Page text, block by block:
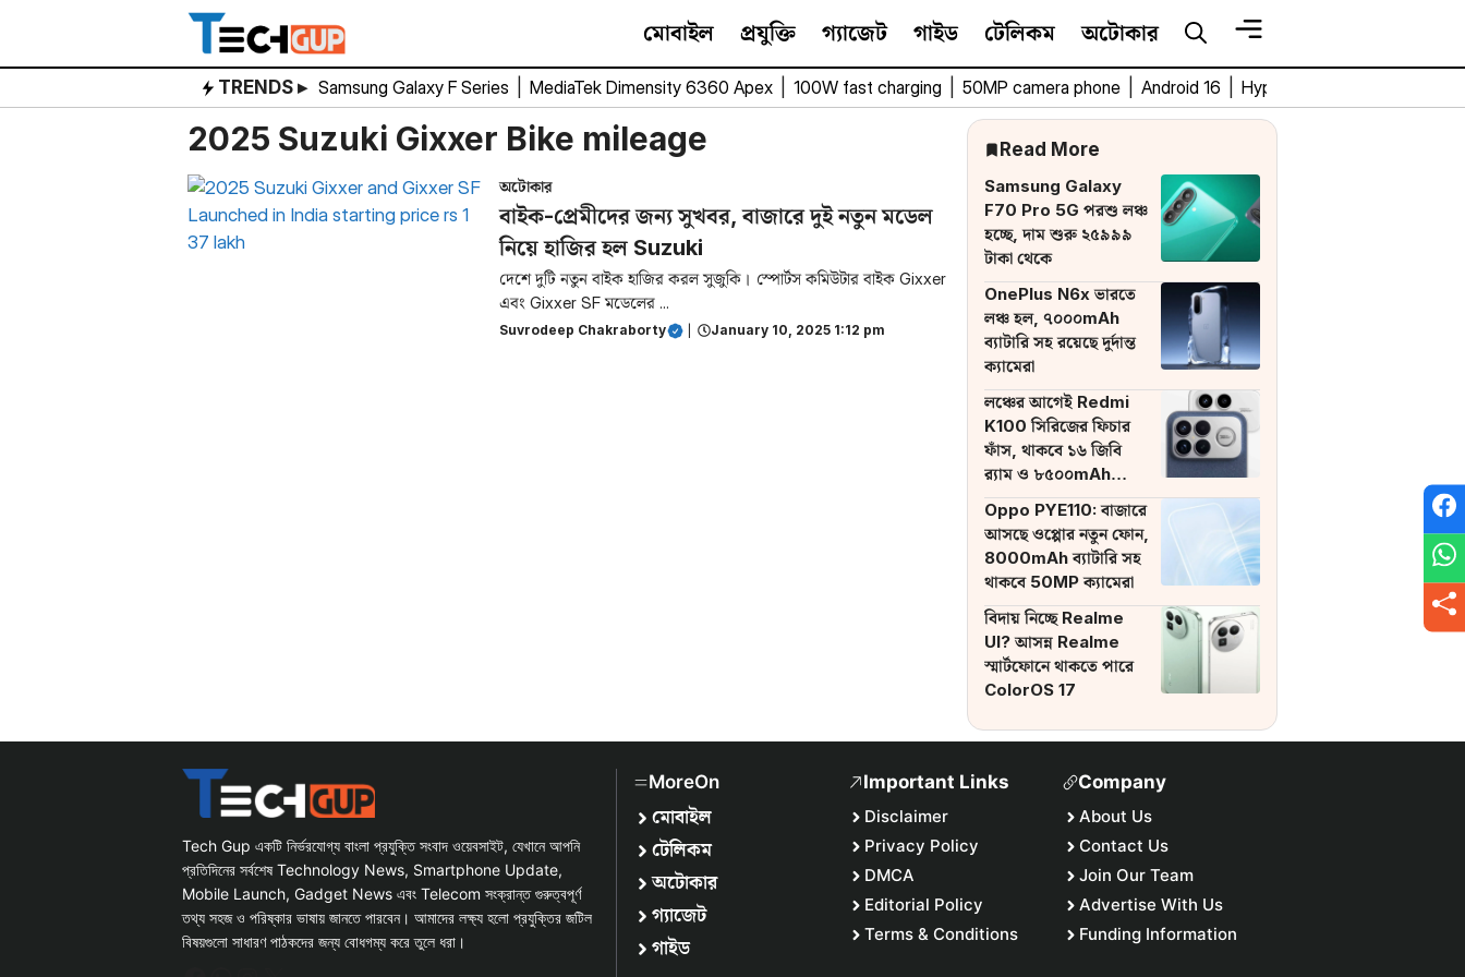
content
মোবাইল প্রযুক্তি গ্যাজেট গাইড টেলিকম অটোকার
TRENDS ▸ Samsung Galaxy F Series MediaTek Dimensity 6360 Apex 100W fast charging 50MP camera phone Android 16 HyperOS 3
2025 Suzuki Gixxer Bike mileage
অটোকার
বাইক-প্রেমীদের জন্য সুখবর, বাজারে দুই নতুন মডেল
নিয়ে হাজির হল Suzuki
দেশে দুটি নতুন বাইক হাজির করল সুজুকি। স্পোর্টস কমিউটার বাইক Gixxer
এবং Gixxer SF মডেলের ...
Suvrodeep Chakraborty January 10, 2025 1:12 pm
Read More
Samsung Galaxy
F70 Pro 5G পরশু লঞ্চ
হচ্ছে, দাম শুরু ২৫৯৯৯
টাকা থেকে
OnePlus N6x ভারতে
লঞ্চ হল, ৭০০০mAh
ব্যাটারি সহ রয়েছে দুর্দান্ত
ক্যামেরা
লঞ্চের আগেই Redmi
K100 সিরিজের ফিচার
ফাঁস, থাকবে ১৬ জিবি
র‌্যাম ও ৮৫০০mAh
ব্যাটারি
Oppo PYE110: বাজারে
আসছে ওপ্পোর নতুন ফোন,
8000mAh ব্যাটারি সহ
থাকবে 50MP ক্যামেরা
বিদায় নিচ্ছে Realme
UI? আসন্ন Realme
স্মার্টফোনে থাকতে পারে
ColorOS 17
Tech Gup একটি নির্ভরযোগ্য বাংলা প্রযুক্তি সংবাদ ওয়েবসাইট, যেখানে আপনি
প্রতিদিনের সর্বশেষ Technology News, Smartphone Update,
Mobile Launch, Gadget News এবং Telecom সংক্রান্ত গুরুত্বপূর্ণ
তথ্য সহজ ও পরিষ্কার ভাষায় জানতে পারবেন। আমাদের লক্ষ্য হলো প্রযুক্তির জটিল
বিষয়গুলো সাধারণ পাঠকদের জন্য বোধগম্য করে তুলে ধরা।
MoreOn
মোবাইল
টেলিকম
অটোকার
গ্যাজেট
গাইড
Important Links
Disclaimer
Privacy Policy
DMCA
Editorial Policy
Terms & Conditions
Company
About Us
Contact Us
Join Our Team
Advertise With Us
Funding Information